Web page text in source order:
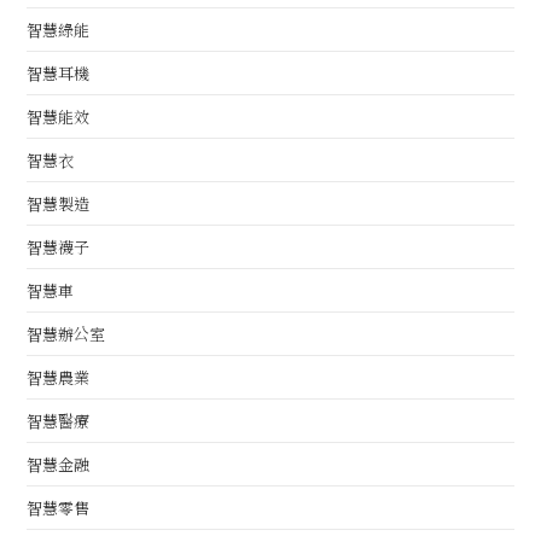
智慧綠能
智慧耳機
智慧能效
智慧衣
智慧製造
智慧襪子
智慧車
智慧辦公室
智慧農業
智慧醫療
智慧金融
智慧零售